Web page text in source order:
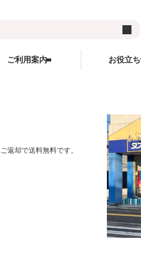
ご利用案内
よくあるご質問
お役立
キャンペーン
コンテンツ
返却で送料無料です。